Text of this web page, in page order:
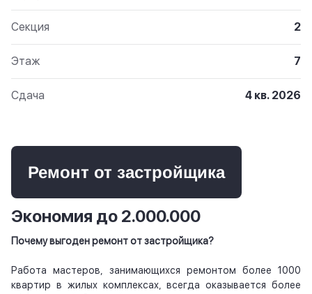
Секция 2
Этаж 7
Сдача 4 кв. 2026
Ремонт от застройщика
Экономия до 2.000.000
Почему выгоден ремонт от застройщика?
Работа мастеров, занимающихся ремонтом более 1000
квартир в жилых комплексах, всегда оказывается более